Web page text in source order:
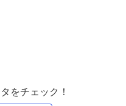
をチェック！